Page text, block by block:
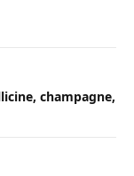
champagne,